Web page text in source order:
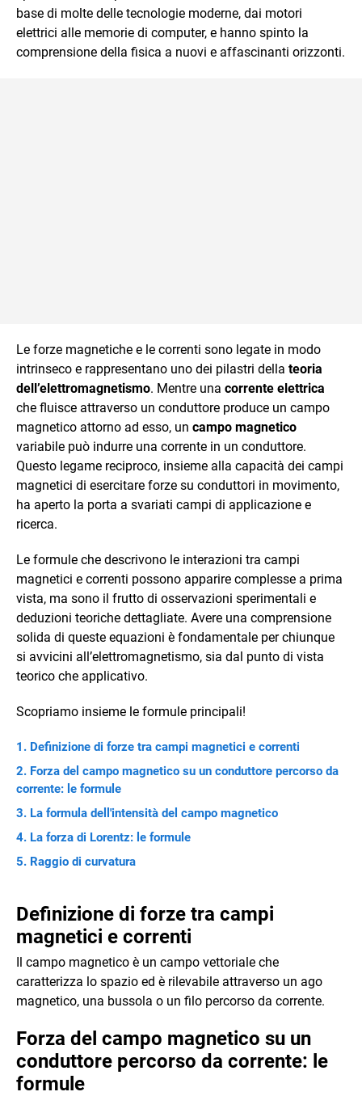
base di molte delle tecnologie moderne, dai motori
elettrici alle memorie di computer, e hanno spinto la
comprensione della fisica a nuovi e affascinanti orizzonti.
Le forze magnetiche e le correnti sono legate in modo
intrinseco e rappresentano uno dei pilastri della teoria
dell’elettromagnetismo. Mentre una corrente elettrica
che fluisce attraverso un conduttore produce un campo
magnetico attorno ad esso, un campo magnetico
variabile può indurre una corrente in un conduttore.
Questo legame reciproco, insieme alla capacità dei campi
magnetici di esercitare forze su conduttori in movimento,
ha aperto la porta a svariati campi di applicazione e
ricerca.
Le formule che descrivono le interazioni tra campi
magnetici e correnti possono apparire complesse a prima
vista, ma sono il frutto di osservazioni sperimentali e
deduzioni teoriche dettagliate. Avere una comprensione
solida di queste equazioni è fondamentale per chiunque
si avvicini all’elettromagnetismo, sia dal punto di vista
teorico che applicativo.
Scopriamo insieme le formule principali!
Definizione di forze tra campi magnetici e correnti
Forza del campo magnetico su un conduttore percorso da
corrente: le formule
La formula dell'intensità del campo magnetico
La forza di Lorentz: le formule
Raggio di curvatura
Definizione di forze tra campi
magnetici e correnti
Il campo magnetico è un campo vettoriale che
caratterizza lo spazio ed è rilevabile attraverso un ago
magnetico, una bussola o un filo percorso da corrente.
Forza del campo magnetico su un
conduttore percorso da corrente: le
formule